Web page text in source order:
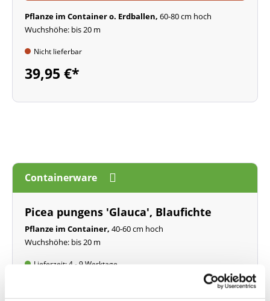
Pflanze im Container o. Erdballen, 60-80 cm hoch
Wuchshöhe: bis 20 m
Nicht lieferbar
39,95 €*
Containerware
Picea pungens 'Glauca', Blaufichte
Pflanze im Container, 40-60 cm hoch
Wuchshöhe: bis 20 m
Lieferzeit: 4 - 9 Werktage